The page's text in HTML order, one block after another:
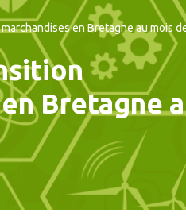
en Bretagne au mois
Bretagne